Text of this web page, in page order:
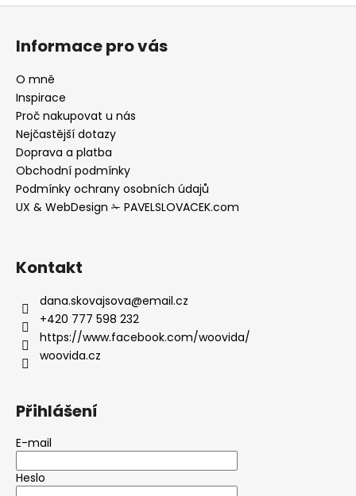
Z
Informace pro vás
O mně
Inspirace
Proč nakupovat u nás
Nejčastější dotazy
Doprava a platba
Obchodní podmínky
Podmínky ochrany osobních údajů
UX & WebDesign ✁ PAVELSLOVACEK.com
Kontakt
dana.skovajsova@email.cz
+420 777 598 232
https://www.facebook.com/woovida/
woovida.cz
Přihlášení
E-mail
Heslo